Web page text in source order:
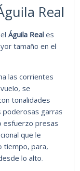
Real
elÁguila Real es
tamaño en el
las corrientes
se
tonalidades
poderosas garras
esfuerzo presas
que le
tiempo, para,
lo alto.